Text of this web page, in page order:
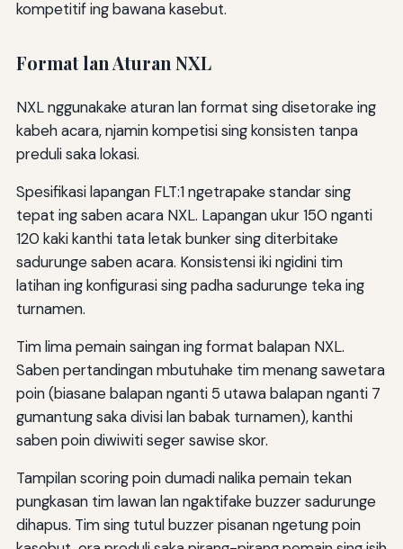
kompetitif ing bawana kasebut.
Format lan Aturan NXL
NXL nggunakake aturan lan format sing disetorake ing
kabeh acara, njamin kompetisi sing konsisten tanpa
preduli saka lokasi.
Spesifikasi lapangan FLT:1 ngetrapake standar sing
tepat ing saben acara NXL. Lapangan ukur 150 nganti
120 kaki kanthi tata letak bunker sing diterbitake
sadurunge saben acara. Konsistensi iki ngidini tim
latihan ing konfigurasi sing padha sadurunge teka ing
turnamen.
Tim lima pemain saingan ing format balapan NXL.
Saben pertandingan mbutuhake tim menang sawetara
poin (biasane balapan nganti 5 utawa balapan nganti 7
gumantung saka divisi lan babak turnamen), kanthi
saben poin diwiwiti seger sawise skor.
Tampilan scoring poin dumadi nalika pemain tekan
pungkasan tim lawan lan ngaktifake buzzer sadurunge
dihapus. Tim sing tutul buzzer pisanan ngetung poin